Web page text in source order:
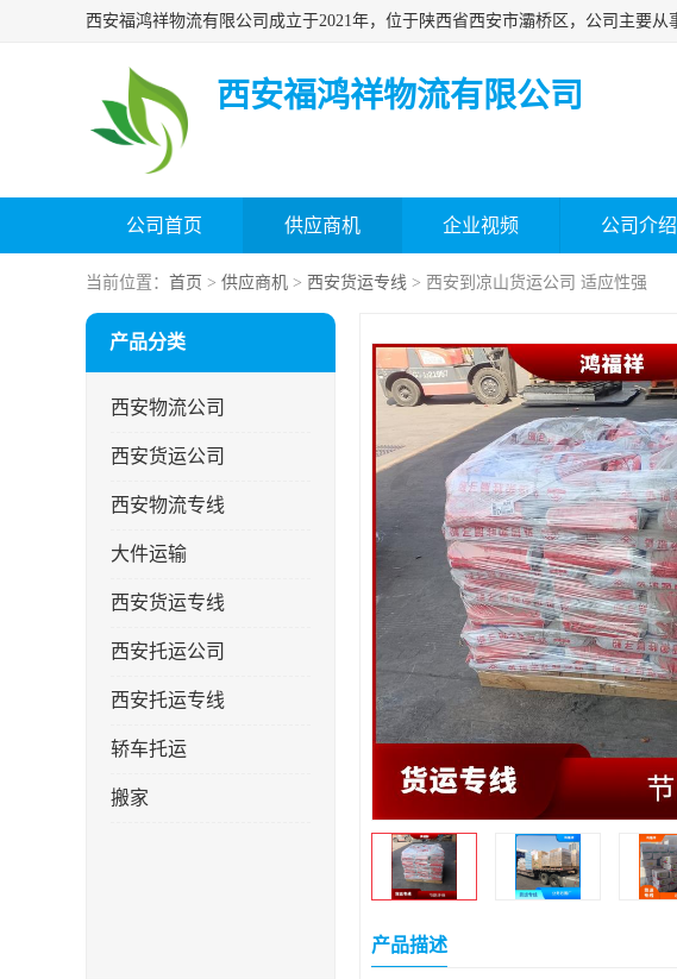
西安福鸿祥物流有限公司
公司首页 供应商机 企业视频 公司介绍
当前位置： 首页 > 供应商机 > 西安货运专线 > 西安到凉山货运公司 适应性强
产品分类
西安物流公司
西安货运公司
西安物流专线
大件运输
西安货运专线
西安托运公司
西安托运专线
轿车托运
搬家
产品描述